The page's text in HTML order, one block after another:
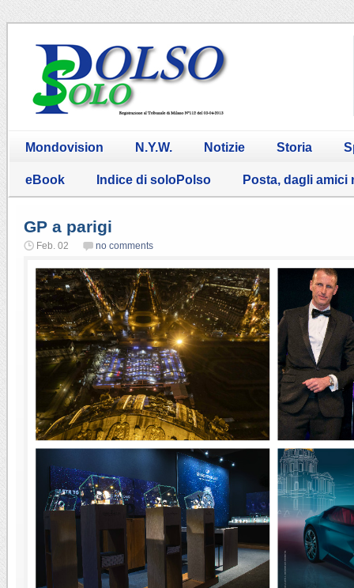
Mondovision N.Y.W. Notizie Storia
eBook Indice di soloPolso Posta, dagli amici
GP a parigi
Feb. 02 no comments